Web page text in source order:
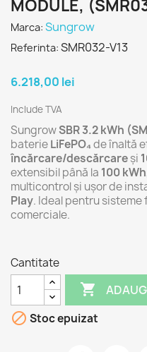
MODULE,
Marca: Sungrow
Referinta: SMR032-V13
6.218,00 lei
Include TVA
SungrowSBR 3.2 kWh
baterieLiFePO₄de înaltă
încărcare/descărcareși
extensibil până la 100 kWh
multicontrol și ușor de
Play. Ideal pentru
comerciale.
Cantitate

 Stoc epuizat